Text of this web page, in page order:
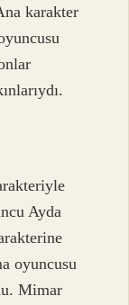
karakter
Ayda
oyuncusu
Mimar